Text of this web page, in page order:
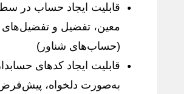
قابلیت ایجاد حساب در
معین، تفضیل و تفضیل‌های
(حساب‌های شناور)
قابلیت ایجاد کدهای
به‌صورت دلخواه، پیش‌فرض